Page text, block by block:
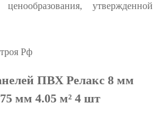
утвержденной
Рф
ПВХ Релакс 8 мм
мм 4.05 м² 4 шт